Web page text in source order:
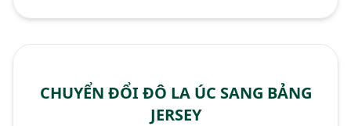
CHUYỂN ĐỔI ĐÔ LA ÚC SANG BẢNG
JERSEY